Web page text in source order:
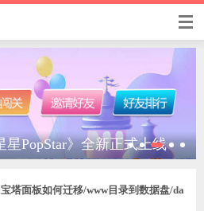
10元红包，等你来花
码，天天领
2G4M服务器3年353.28元
PopStar》全新正式上线，
PopStar》全新正式上线
塔面板如何迁移/www目录到数据盘/da